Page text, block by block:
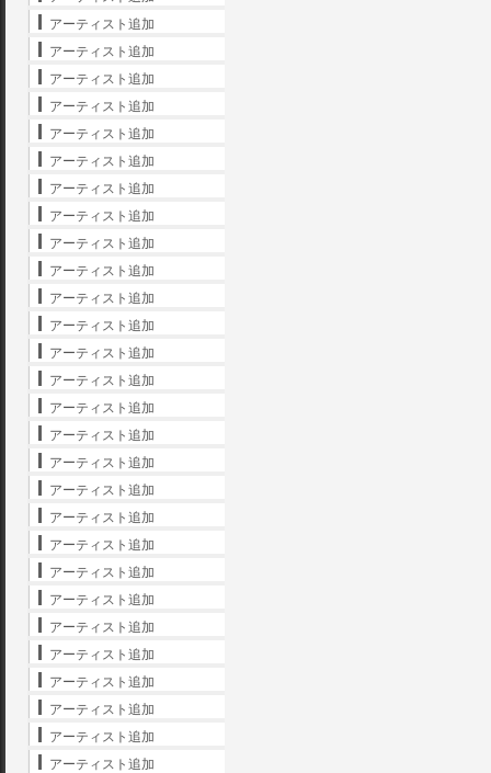
アーティスト追加
アーティスト追加
アーティスト追加
アーティスト追加
アーティスト追加
アーティスト追加
アーティスト追加
アーティスト追加
アーティスト追加
アーティスト追加
アーティスト追加
アーティスト追加
アーティスト追加
アーティスト追加
アーティスト追加
アーティスト追加
アーティスト追加
アーティスト追加
アーティスト追加
アーティスト追加
アーティスト追加
アーティスト追加
アーティスト追加
アーティスト追加
アーティスト追加
アーティスト追加
アーティスト追加
アーティスト追加